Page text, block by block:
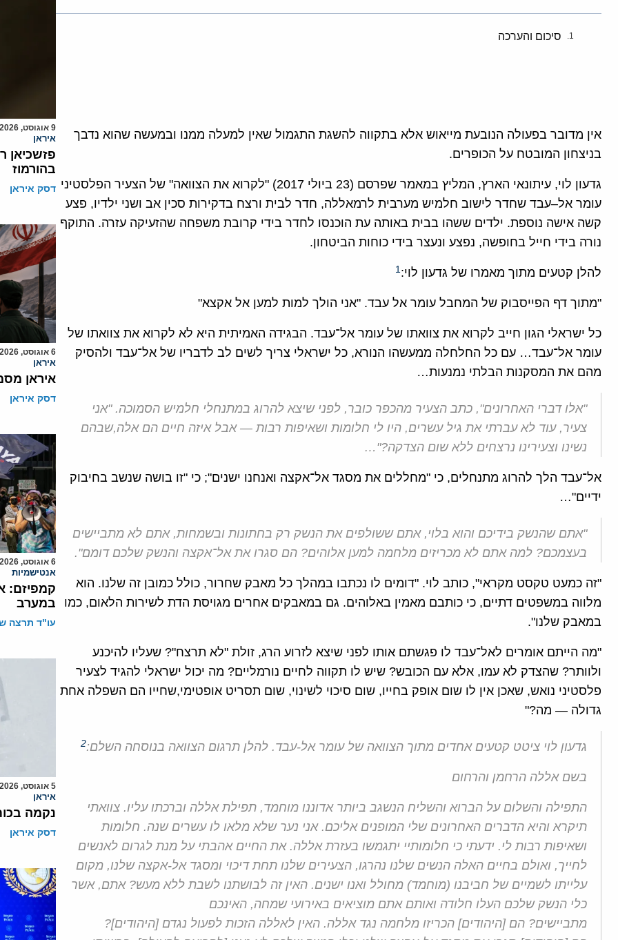
סיכום והערכה
אין מדובר בפעולה הנובעת מייאוש אלא בתקווה להשגת התגמול שאין למעלה ממנו ובמעשה שהוא נדבך
בניצחון המובטח על הכופרים.
גדעון לוי, עיתונאי הארץ, המליץ במאמר שפרסם (23 ביולי 2017) "לקרוא את הצוואה" של הצעיר הפל
סטיני
עומר אל–עבד שחדר לישוב חלמיש מערבית לרמאללה, חדר לבית ורצח בדקירות סכין אב ושני ילדיו, פצע
קשה אישה נוספת. ילדים ששהו בבית באותה עת הוכנסו לחדר בידי קרובת משפחה שהזעיקה עזרה. התוקף
נורה בידי חייל בחופשה, נפצע ונעצר בידי כוחות הביטחון.
להלן קטעים מתוך מאמרו של גדעון לוי:
1
"מתוך דף הפייסבוק של המחבל עומר אל עבד. "אני הולך למות למען אל אקצא"
כל ישראלי הגון חייב לקרוא את צוואתו של עומר אל־עבד. הבגידה האמיתית היא לא לקרוא את צוואתו של
עומר אל־עבד… עם כל החלחלה ממעשהו הנורא, כל ישראלי צריך לשים לב לדבריו של אל־עבד ולהסיק
מהם את המסקנות הבלתי נמנעות…
"אלו דברי האחרונים", כתב הצעיר מהכפר כובר, לפני שיצא להרוג במתנחלי חלמיש הסמוכה. "אני
צעיר, עוד לא עברתי את גיל עשרים, היו לי חלומות ושאיפות רבות — אבל איזה חיים הם אלה,שבהם
נשינו וצעירינו נרצחים ללא שום הצדקה?"…
אל־עבד הלך להרוג מתנחלים, כי "מחללים את מסגד אל־אקצה ואנחנו ישנים"; כי "זו בושה שנשב בחיבוק
ידיים"…
"אתם שהנשק בידיכם והוא בלוי, אתם ששולפים את הנשק רק בחתונות ובשמחות, אתם לא מתביישים
בעצמכם? למה אתם לא מכריזים מלחמה למען אלוהים? הם סגרו את אל־אקצה והנשק שלכם דומם".
"זה כמעט טקסט מקראי", כותב לוי. "דומים לו נכתבו במהלך כל מאבק שחרור, כולל כמובן זה שלנו. הוא
מלווה במשפטים דתיים, כי כותבם מאמין באלוהים. גם במאבקים אחרים מגויסת הדת לשירות הלאום, כמו
במאבק שלנו".
"מה הייתם אומרים לאל־עבד לו פגשתם אותו לפני שיצא לזרוע הרג, זולת "לא תרצח"? שעליו להיכנע
ולוותר? שהצדק לא עמו, אלא עם הכובש? שיש לו תקווה לחיים נורמליים? מה יכול ישראלי להגיד לצעיר
פלסטיני נואש, שאכן אין לו שום אופק בחייו, שום סיכוי לשינוי, שום תסריט אופטימי,שחייו הם השפלה אחת
גדולה — מה?"
גדעון לוי ציטט קטעים אחדים מתוך הצוואה של עומר אל-עבד. להלן תרגום הצוואה בנוסחה השלם:2
בשם אללה הרחמן והרחום
התפילה והשלום על הברוא והשליח הנשגב ביותר אדוננו מוחמד, תפילת אללה וברכתו עליו. צוואתי
תיקרא והיא הדברים האחרונים שלי המופנים אליכם. אני נער שלא מלאו לו עשרים שנה. חלומות
ושאיפות רבות לי. ידעתי כי חלומותיי יתגמשו בעזרת אללה. את החיים אהבתי על מנת לגרום לאנשים
לחייך, ואולם בחיים האלה הנשים שלנו נהרגו, הצעירים שלנו תחת דיכוי ומסגד אל-אקצה שלנו, מקום
עלייתו לשמיים של חביבנו (מוחמד) מחולל ואנו ישנים. האין זה לבושתנו לשבת ללא מעש? אתם, אשר
כלי הנשק שלכם העלו חלודה ואותם אתם מוציאים באירועי שמחה, האינכם
מתביישים? הם [היהודים] הכריזו מלחמה נגד אללה. האין לאללה הזכות לפעול נגדם [היהודים]?
9 אוגוסט, 2026
איראן
פזשכיאן
בהורמוז
דסק איראן
6 אוגוסט, 2026
איראן
איראן
דסק איראן
6 אוגוסט, 2026
אנטישמיות
קמפיזם:
במערב
עו"ד תרצה
5 אוגוסט, 2026
איראן
נקמה
דסק איראן